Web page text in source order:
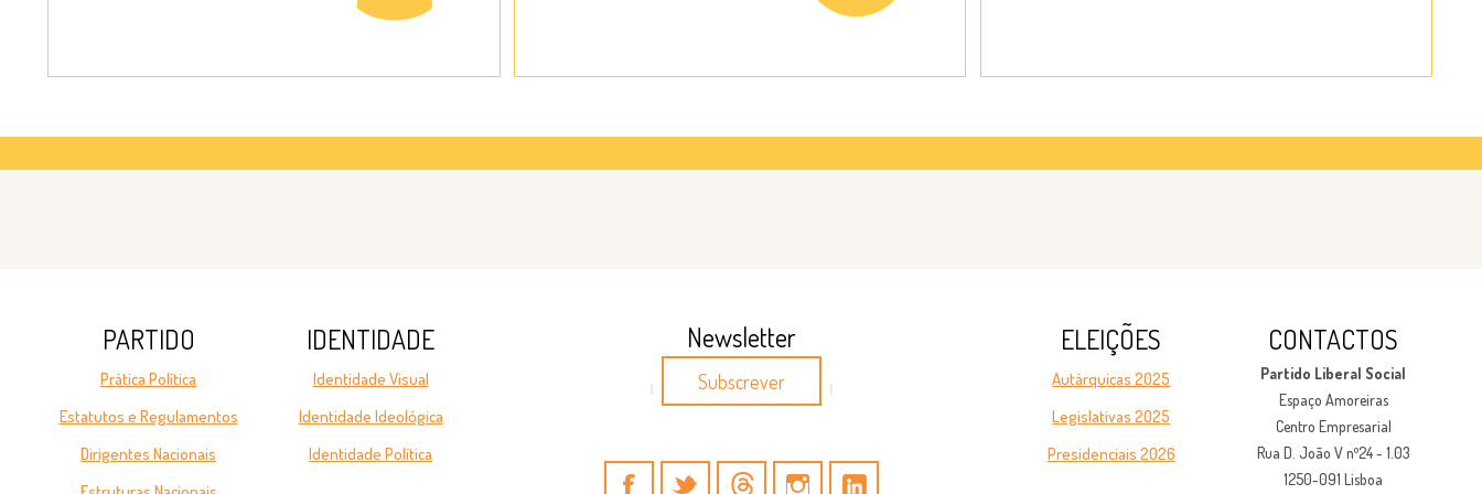
PARTIDO
Prática Política
Estatutos e Regulamentos
Dirigentes Nacionais
IDENTIDADE
Identidade Visual
Identidade Ideológica
Identidade Política
Newsletter
Subscrever
ELEIÇÕES
Autárquicas 2025
Legislativas 2025
Presidenciais 2026
CONTACTOS
Partido Liberal Social
Espaço Amoreiras
Centro Empresarial
Rua D. João V nº24 - 1.03
1250-091 Lisboa